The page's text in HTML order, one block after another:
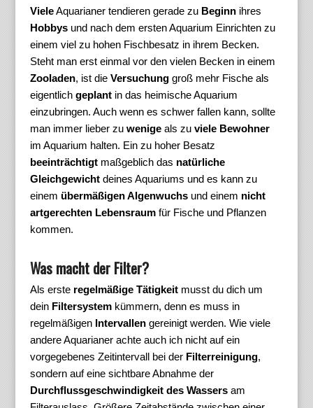
VieleAquarianer tendieren gerade zu Beginnihres
Hobbysund nach dem ersten Aquarium Einrichten zu
einem viel zu hohen Fischbesatz in ihrem Becken.
Steht man erst einmal vor den vielen Becken in einem
Zooladen, ist die Versuchunggroß mehr Fische als
eigentlich geplantin das heimische Aquarium
einzubringen. Auch wenn es schwer fallen kann, sollte
man immer lieber zu wenigeals zu viele Bewohner
im Aquarium halten. Ein zu hoher Besatz
beeinträchtigtmaßgeblich das natürliche
Gleichgewichtdeines Aquariums und es kann zu
einem übermäßigen Algenwuchsund einem nicht
artgerechten Lebensraumfür Fische und Pflanzen
kommen.
Was macht der Filter?
Als erste regelmäßige Tätigkeitmusst du dich um
dein Filtersystemkümmern, denn es muss in
regelmäßigen Intervallengereinigt werden. Wie viele
andere Aquarianer achte auch ich nicht auf ein
vorgegebenes Zeitintervall bei der Filterreinigung,
sondern auf eine sichtbare Abnahme der
Durchflussgeschwindigkeit des Wassersam